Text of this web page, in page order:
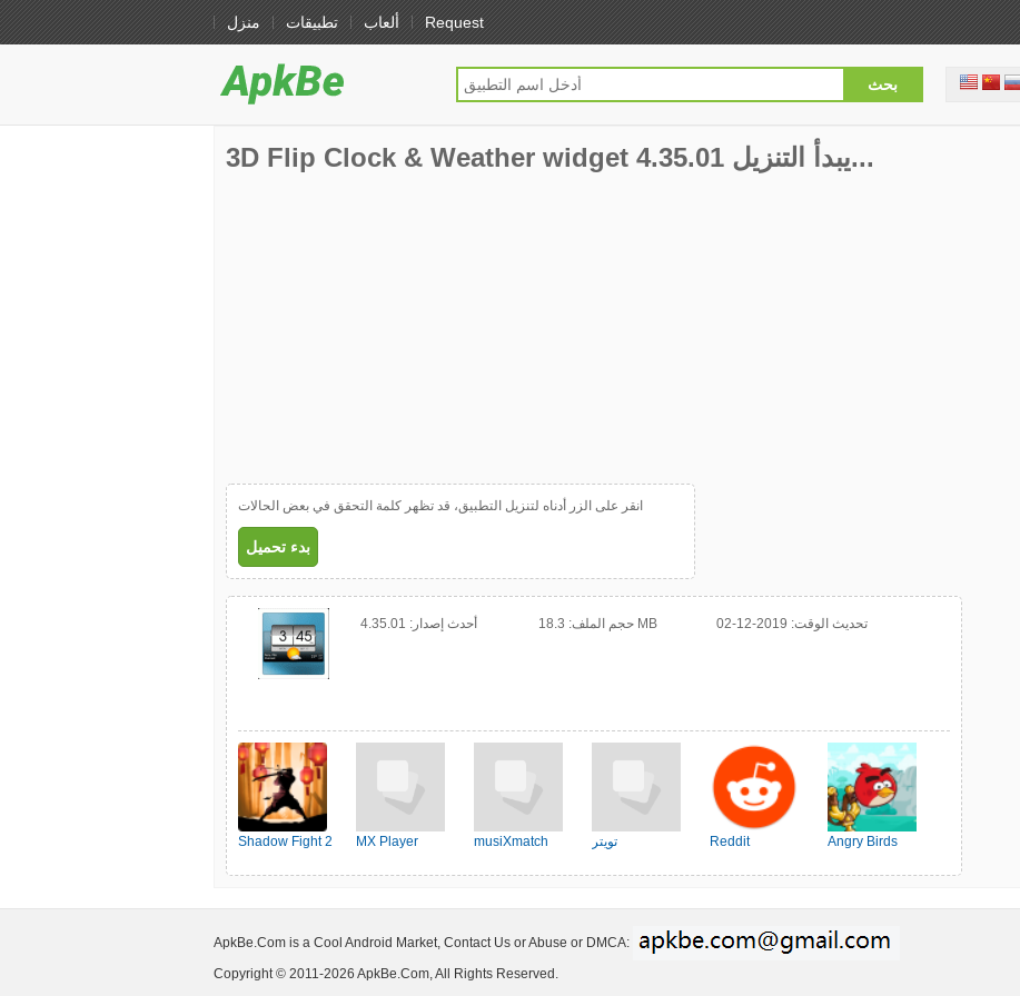
منزل تطبيقات ألعاب Request
3D Flip Clock & Weather widget 4.35.01 يبدأ التنزيل...
انقر على الزر أدناه لتنزيل التطبيق، قد تظهر كلمة التحقق في بعض الحالات
بدء تحميل
أحدث إصدار: 4.35.01 حجم الملف: 18.3 MB تحديث الوقت: 2019-12-02
Shadow Fight 2 MX Player musiXmatch تويتر Reddit
Angry Birds
ApkBe.Com is a Cool Android Market, Contact Us or Abuse or DMCA:
Copyright © 2011-2026 ApkBe.Com, All Rights Reserved.